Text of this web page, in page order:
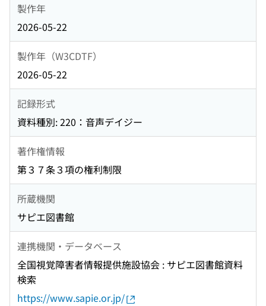
製作年
2026-05-22
製作年（W3CDTF）
2026-05-22
記録形式
資料種別: 220：音声デイジー
著作権情報
第３７条３項の権利制限
所蔵機関
サピエ図書館
連携機関・データベース
全国視覚障害者情報提供施設協会 : サピエ図書館資料
検索
https://www.sapie.or.jp/